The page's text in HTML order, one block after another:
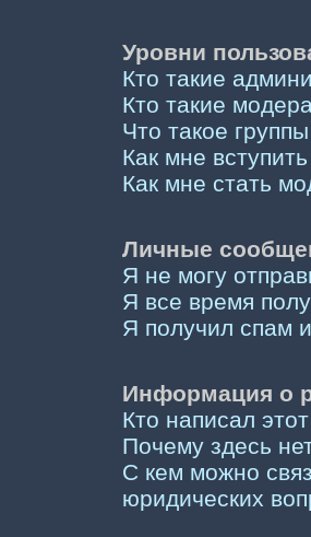
Уровни
Кто такие
Кто такие
Что такое
Как мне
Как мне стать
Личные
Я не могу
Я все время
Я получил спам
Информация о
Кто написал
Почему здесь
С кем можно
юридических